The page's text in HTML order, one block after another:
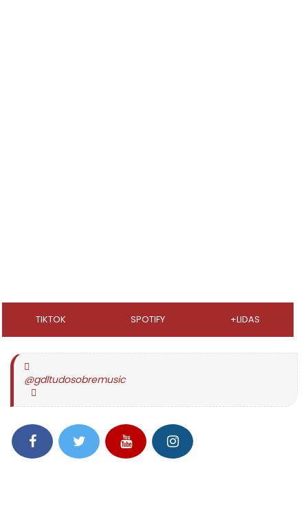
TIKTOK SPOTIFY +LIDAS
@gdltudosobremusic